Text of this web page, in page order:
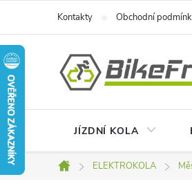
obsah
Kontakty Obchodní
JÍZDNÍ KOLA
Domů
ELEKTROKOLA